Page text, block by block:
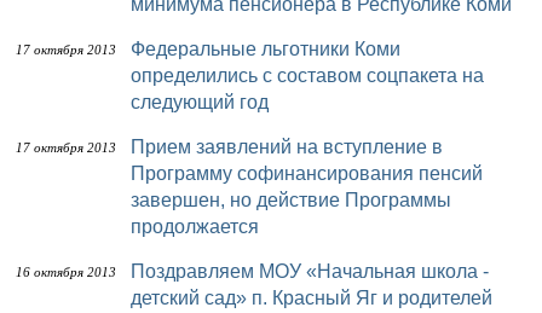
минимума пенсионера в Республике Коми
17 октября 2013
Федеральные льготники Коми
определились с составом соцпакета на
следующий год
17 октября 2013
Прием заявлений на вступление в
Программу софинансирования пенсий
завершен, но действие Программы
продолжается
16 октября 2013
Поздравляем МОУ «Начальная школа -
детский сад» п. Красный Яг и родителей